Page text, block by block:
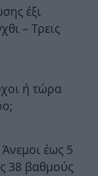
έξι
– Τρεις
ή τώρα
έως 5
38 βαθμούς